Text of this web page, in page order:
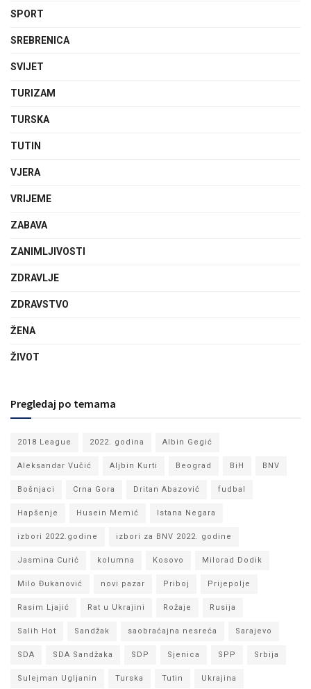
SPORT
SREBRENICA
SVIJET
TURIZAM
TURSKA
TUTIN
VJERA
VRIJEME
ZABAVA
ZANIMLJIVOSTI
ZDRAVLJE
ZDRAVSTVO
ŽENA
ŽIVOT
Pregledaj po temama
2018 League 2022. godina Albin Gegić
Aleksandar Vučić Aljbin Kurti Beograd BiH BNV
Bošnjaci Crna Gora Dritan Abazović fudbal
Hapšenje Husein Memić Istana Negara
izbori 2022.godine izbori za BNV 2022. godine
Jasmina Curić kolumna Kosovo Milorad Dodik
Milo Đukanović novi pazar Priboj Prijepolje
Rasim Ljajić Rat u Ukrajini Rožaje Rusija
Salih Hot Sandžak saobraćajna nesreća Sarajevo
SDA SDA Sandžaka SDP Sjenica SPP Srbija
Sulejman Ugljanin Turska Tutin Ukrajina